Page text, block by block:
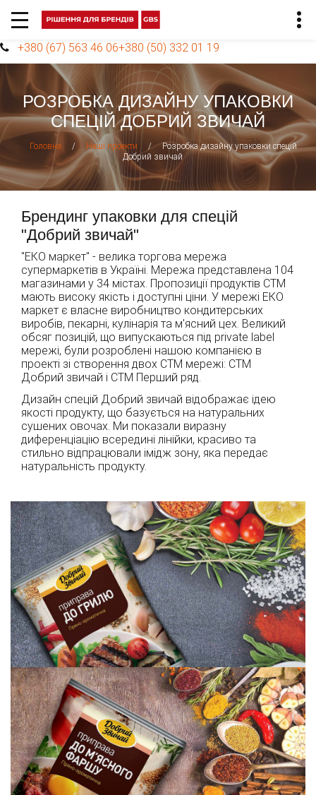
+380 (67) 563 46 06+380 (50) 332 01 19
РОЗРОБКА ДИЗАЙНУ УПАКОВКИ
СПЕЦІЙ ДОБРИЙ ЗВИЧАЙ
Головна / Наші проекти /
Розробка дизайну упаковки спецій
Добрий звичай
Брендинг упаковки для спецій
"Добрий звичай"
"ЕКО маркет" - велика торгова мережа
супермаркетів в Україні. Мережа представлена ​​104
магазинами у 34 містах. Пропозиції продуктів СТМ
мають високу якість і доступні ціни. У мережі ЕКО
маркет є власне виробництво кондитерських
виробів, пекарні, кулінарія та м'ясний цех. Великий
обсяг позицій, що випускаються під private label
мережі, були розроблені нашою компанією в
проекті зі створення двох СТМ мережі: СТМ
Добрий звичай і СТМ Перший ряд.
Дизайн спецій Добрий звичай відображає ідею
якості продукту, що базується на натуральних
сушених овочах. Ми показали виразну
диференціацію всередині лінійки, красиво та
стильно відпрацювали імідж зону, яка передає
натуральність продукту.